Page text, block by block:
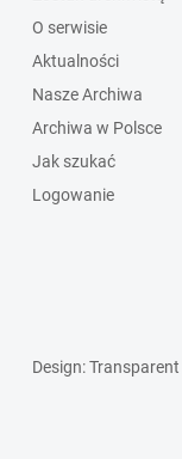
O serwisie
Aktualności
Nasze Archiwa
Archiwa w Polsce
Jak szukać
Logowanie
Design: Transparent